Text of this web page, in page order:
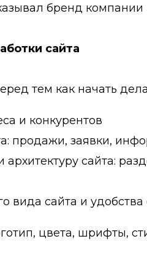
бренд компании
сайта
тем как начать
и конкурентов
продажи, заявки,
архитектуру сайта:
вида сайта и удобства
цвета, шрифты,